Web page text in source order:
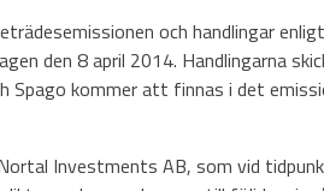
och handlingar
den 8 april 2014. Handlingarna
Spago kommer att finnas i det
Investments AB, som vid